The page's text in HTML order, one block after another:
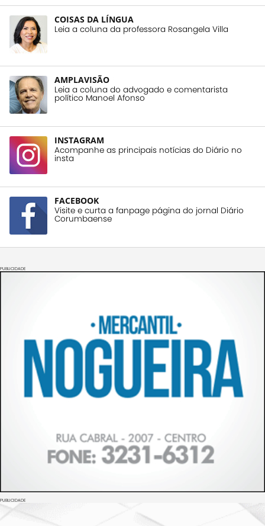
COISAS DA LÍNGUA
Leia a coluna da professora Rosangela Villa
AMPLAVISÃO
Leia a coluna do advogado e comentarista
político Manoel Afonso
INSTAGRAM
Acompanhe as principais notícias do Diário no
insta
FACEBOOK
Visite e curta a fanpage página do jornal Diário
Corumbaense
PUBLICIDADE
PUBLICIDADE